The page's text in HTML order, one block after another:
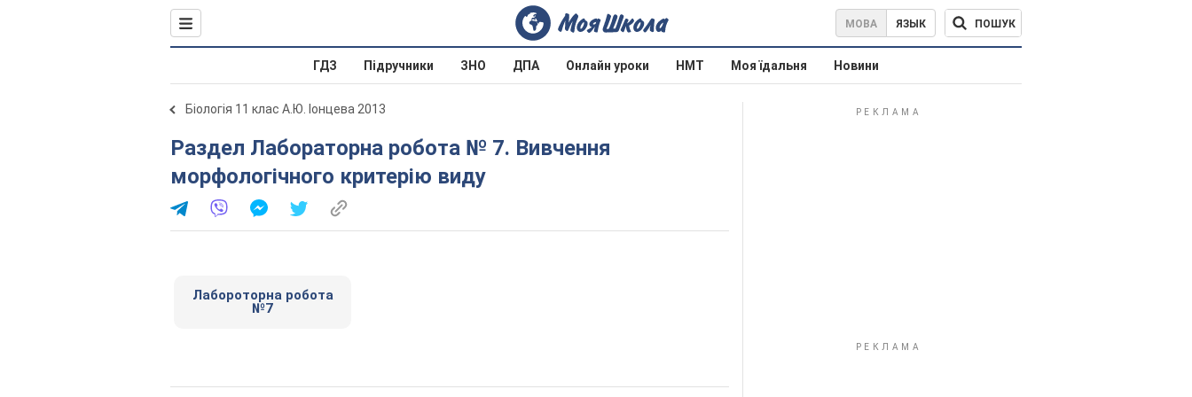
МОВА ЯЗЫК ПОШУК
ГДЗ Підручники ЗНО ДПА Онлайн уроки НМТ Моя їдальня Новини
Біологія 11 клас А.Ю. Іонцева 2013
Раздел Лабораторна робота № 7. Вивчення
морфологічного критерію виду
Лабороторна робота
№7